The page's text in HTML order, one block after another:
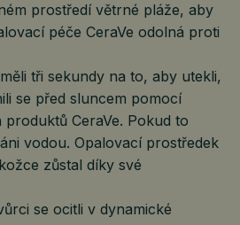
prostředí větrné pláže, aby
péče CeraVe odolná proti
tři sekundy na to, aby utekli,
se před sluncem pomocí
CeraVe. Pokud to
vodou. Opalovací prostředek
zůstal díky své
se ocitli v dynamické